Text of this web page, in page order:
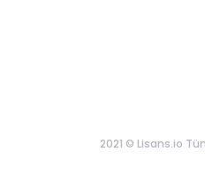
2021 © Lisans.io